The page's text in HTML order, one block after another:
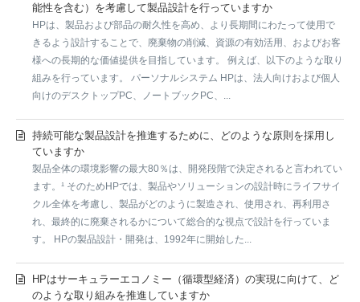
能性を含む）を考慮して製品設計を行っていますか
HPは、製品および部品の耐久性を高め、より長期間にわたって使用で
きるよう設計することで、廃棄物の削減、資源の有効活用、およびお客
様への長期的な価値提供を目指しています。 例えば、以下のような取り
組みを行っています。 パーソナルシステム HPは、法人向けおよび個人
向けのデスクトップPC、ノートブックPC、...
持続可能な製品設計を推進するために、どのような原則を採用し
ていますか
製品全体の環境影響の最大80％は、開発段階で決定されると言われてい
ます。¹ そのためHPでは、製品やソリューションの設計時にライフサイ
クル全体を考慮し、製品がどのように製造され、使用され、再利用さ
れ、最終的に廃棄されるかについて総合的な視点で設計を行っていま
す。 HPの製品設計・開発は、1992年に開始した...
HPはサーキュラーエコノミー（循環型経済）の実現に向けて、ど
のような取り組みを推進していますか